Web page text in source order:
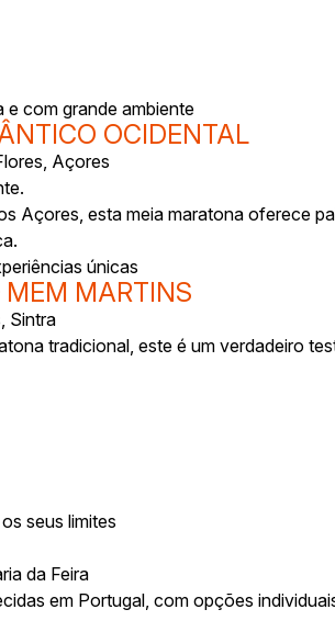
e com grande ambiente
OCIDENTAL
Açores
Açores, esta meia maratona oferece
únicas
MARTINS
Sintra
tradicional, este é um verdadeiro
seus limites
da Feira
em Portugal, com opções